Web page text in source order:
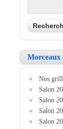
Morceaux
Nos
Salon
Salon
Salon
Salon